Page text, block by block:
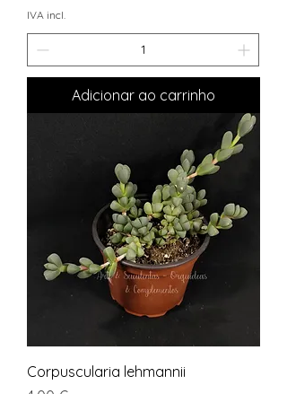
IVA incl.
Adicionar ao carrinho
Corpuscularia lehmannii